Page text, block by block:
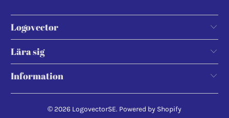
Logovector
Lära sig
Information
© 2026 LogovectorSE. Powered by Shopify